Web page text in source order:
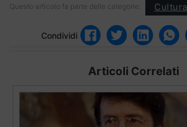
Questo articolo fa parte delle categorie: Cultura
Condividi
Articoli Correlati